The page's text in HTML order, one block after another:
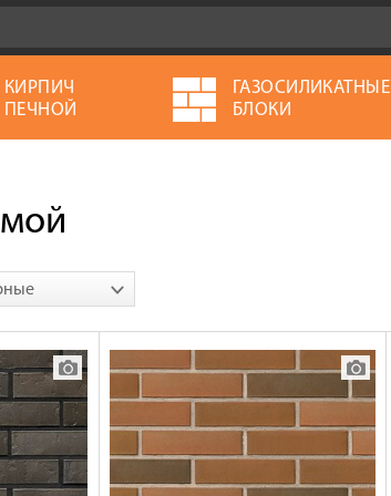
КИРПИЧ
ПЕЧНОЙ
ГАЗОСИЛИКАТНЫЕ
БЛОКИ